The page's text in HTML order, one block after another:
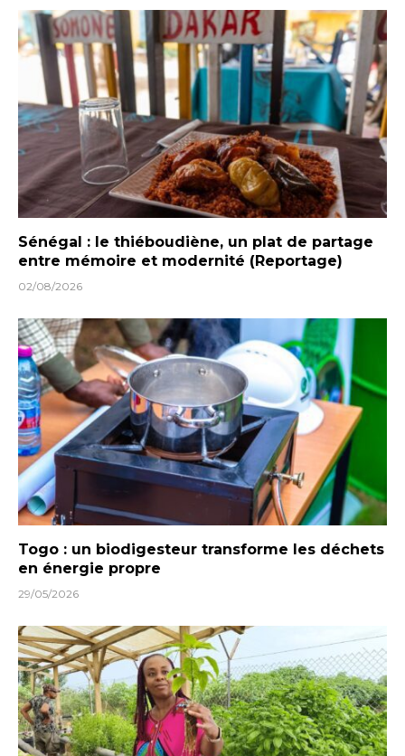
Sénégal : le thiéboudiène, un plat de partage
entre mémoire et modernité (Reportage)
02/08/2026
Togo : un biodigesteur transforme les déchets
en énergie propre
29/05/2026